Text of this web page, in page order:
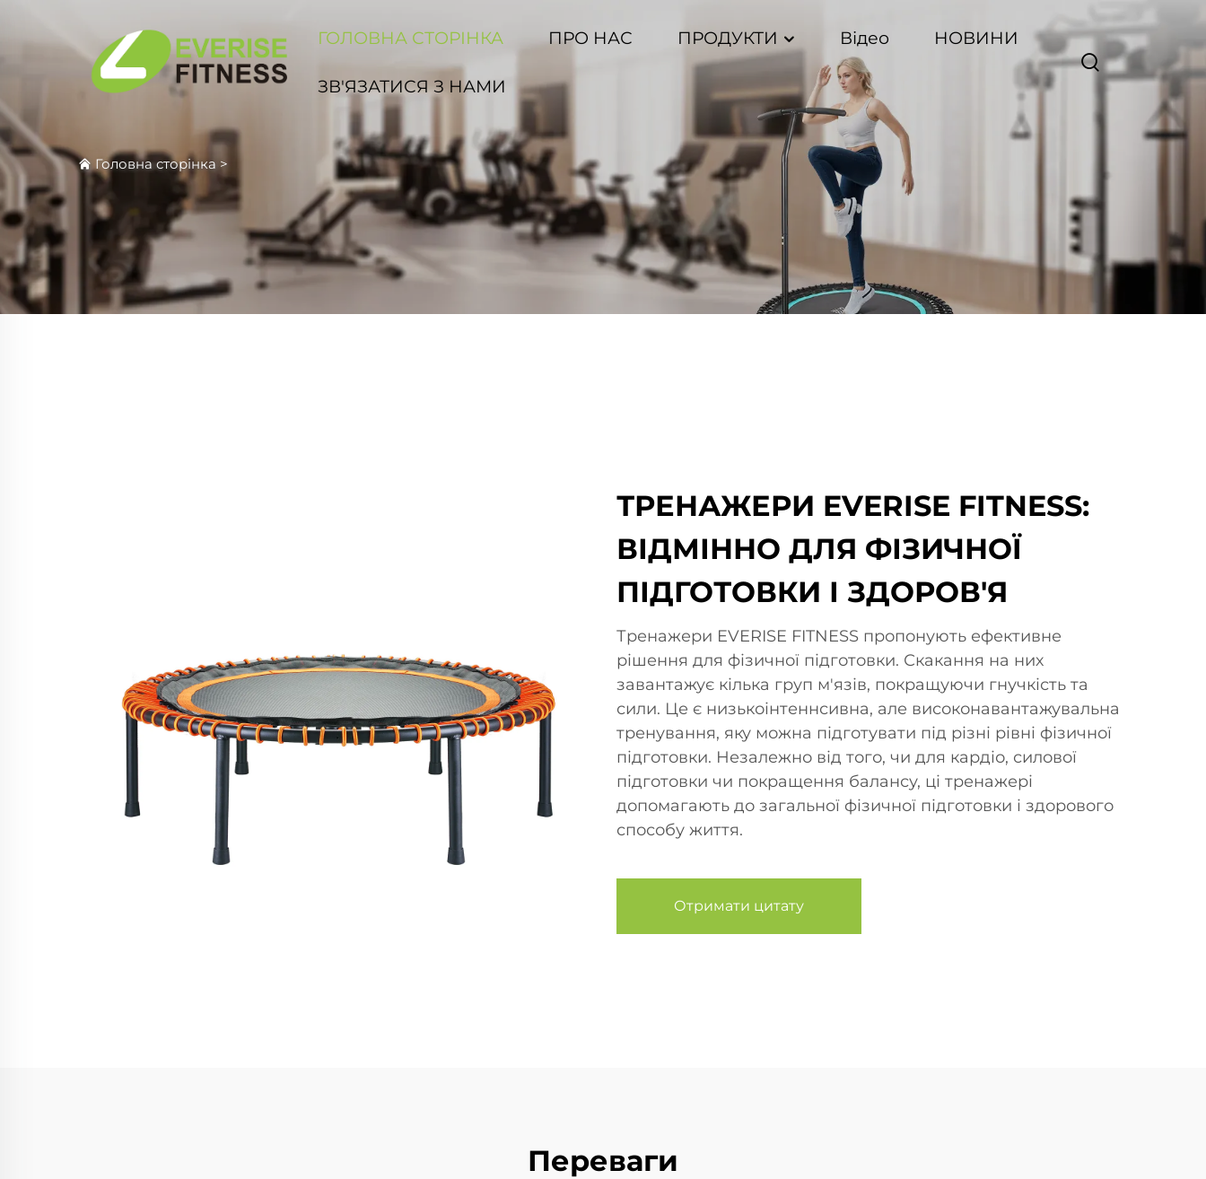
ГОЛОВНА СТОРІНКА ПРО НАС ПРОДУКТИ Відео НОВИНИ
ЗВ'ЯЗАТИСЯ З НАМИ
Головна сторінка >
ТРЕНАЖЕРИ EVERISE FITNESS:
ВІДМІННО ДЛЯ ФІЗИЧНОЇ
ПІДГОТОВКИ І ЗДОРОВ'Я
Тренажери EVERISE FITNESS пропонують ефективне
рішення для фізичної підготовки. Скакання на них
завантажує кілька груп м'язів, покращуючи гнучкість та
сили. Це є низькоінтеннсивна, але високонавантажувальна
тренування, яку можна підготувати під різні рівні фізичної
підготовки. Незалежно від того, чи для кардіо, силової
підготовки чи покращення балансу, ці тренажері
допомагають до загальної фізичної підготовки і здорового
способу життя.
Отримати цитату
Переваги